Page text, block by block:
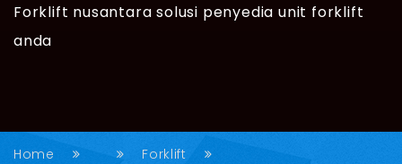
Forklift nusantara solusi penyedia unit forklift
anda
Home
Forklift